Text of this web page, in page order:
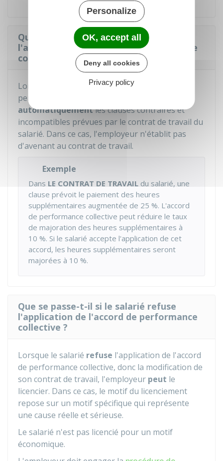
Que se passe-t-il si le salarié accepte
l'application de l'accord de performance
collective ?
Lorsque le salarié accepte, l'accord de
performance collective remplace
automatiquementles clauses contraires et
incompatibles prévues par le contrat de travail du
salarié. Dans ce cas, l'employeur n'établit pas
d'avenant au contrat de travail.
Exemple
Dans LE CONTRAT DE TRAVAIL du salarié, une
clause prévoit le paiement des heures
supplémentaires augmentée de 25 %. L'accord
de performance collective peut réduire le taux
de majoration des heures supplémentaires à
10 %. Si le salarié accepte l'application de cet
accord, les heures supplémentaires seront
majorées à 10 %.
Que se passe-t-il si le salarié refuse
l'application de l'accord de performance
collective ?
Lorsque le salarié refuse l'application de l'accord
de performance collective, donc la modification de
son contrat de travail, l'employeur peut le
licencier. Dans ce cas, le motif du licenciement
repose sur un motif spécifique qui représente
une cause réelle et sérieuse.
Le salarié n'est pas licencié pour un motif
économique.
Personalize
OK, accept all
Deny all cookies
Privacy policy